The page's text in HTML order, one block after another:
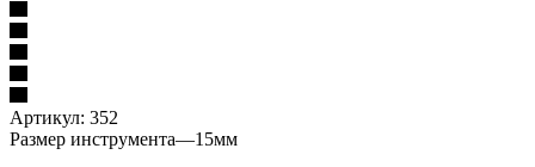
Артикул: 352
Размер инструмента—15мм